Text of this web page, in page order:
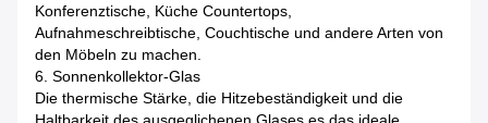
Konferenztische, Küche Countertops,
Aufnahmeschreibtische, Couchtische und andere Arten von
den Möbeln zu machen.
6. Sonnenkollektor-Glas
Die thermische Stärke, die Hitzebeständigkeit und die